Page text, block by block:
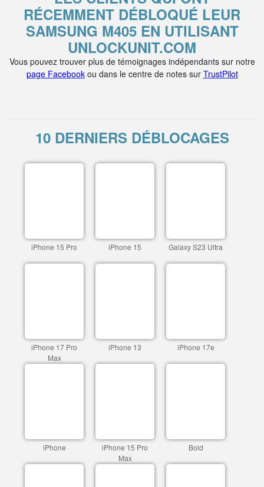
RÉCEMMENT DÉBLOQUÉ LEUR
SAMSUNG M405 EN UTILISANT
UNLOCKUNIT.COM
Vous pouvez trouver plus de témoignages indépendants sur notre
page Facebookou dans le centre de notes sur TrustPilot
10 DERNIERS DÉBLOCAGES
iPhone 15 Pro iPhone 15 Galaxy S23 Ultra
iPhone 17 Pro
Max
iPhone 13 iPhone 17e
iPhone
iPhone 15 Pro
Max
Bold